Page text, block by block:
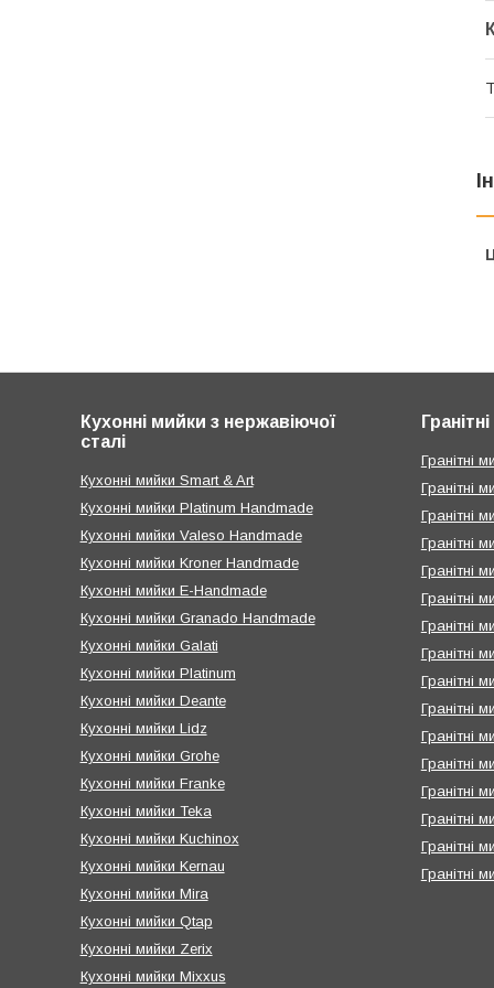
Кухонні мийки з нержавіючої
сталі
Кухонні мийки Smart & Art
Кухонні мийки Platinum Handmade
Кухонні мийки Valeso Handmade
Кухонні мийки Kroner Handmade
Кухонні мийки E-Handmade
Кухонні мийки Granado Handmade
Кухонні мийки Galati
Кухонні мийки Platinum
Кухонні мийки Deante
Кухонні мийки Lidz
Кухонні мийки Grohe
Кухонні мийки Franke
Кухонні мийки Teka
Кухонні мийки Kuchinox
Кухонні мийки Kernau
Кухонні мийки Mira
Кухонні мийки Qtap
Кухонні мийки Zerix
Кухонні мийки Mixxus
Гранітні
Гранітні
Гранітні
Гранітні
Гранітні
Гранітні
Гранітні
Гранітні
Гранітні
Гранітні
Гранітні
Гранітні
Гранітні
Гранітні
Гранітні
Гранітні